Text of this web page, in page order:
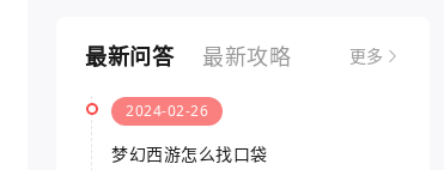
最新问答 最新攻略 更多
2024-02-26
梦幻西游怎么找口袋